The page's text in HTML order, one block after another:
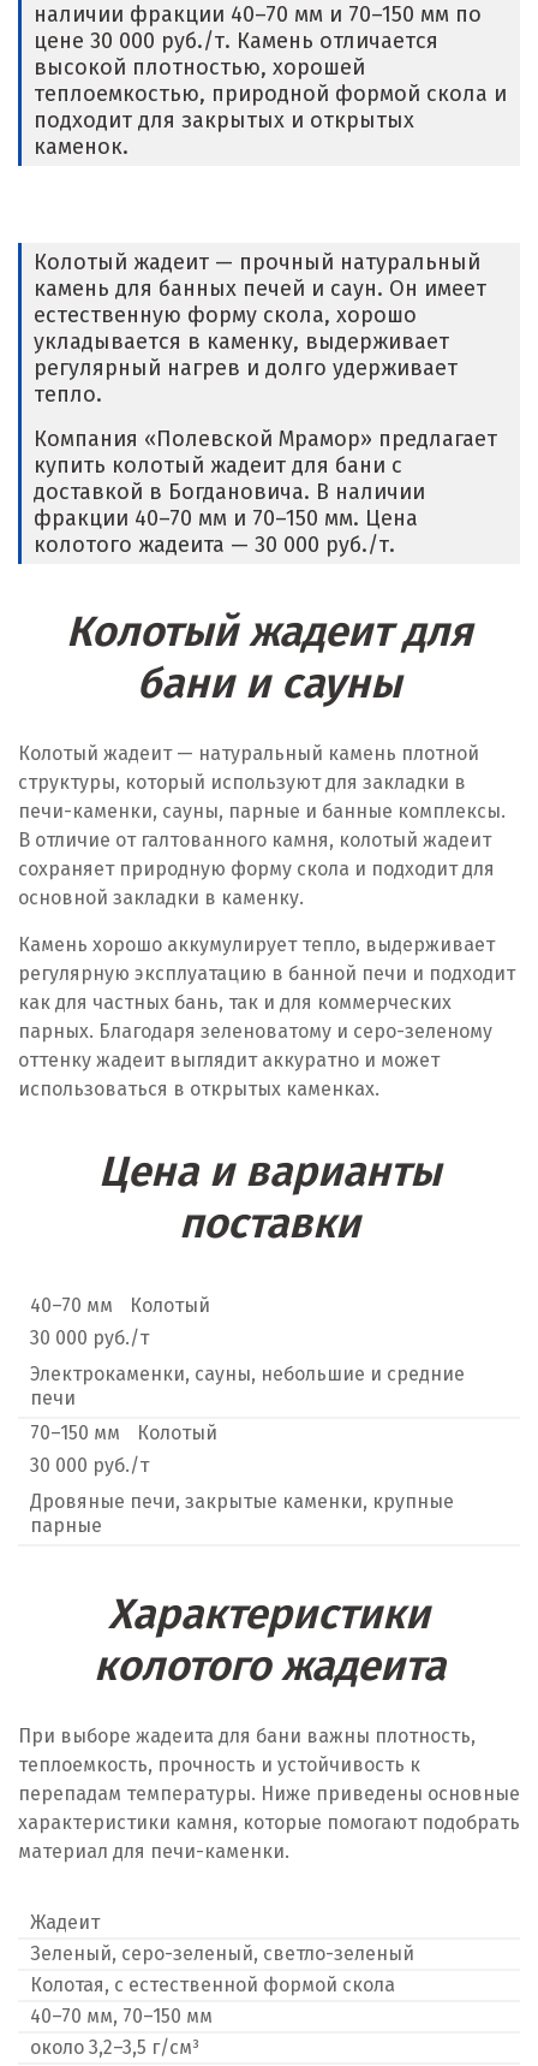
наличии фракции 40–70 мм и 70–150 мм по
цене 30 000 руб./т. Камень отличается
высокой плотностью, хорошей
теплоемкостью, природной формой скола и
подходит для закрытых и открытых
каменок.
Колотый жадеит — прочный натуральный
камень для банных печей и саун. Он имеет
естественную форму скола, хорошо
укладывается в каменку, выдерживает
регулярный нагрев и долго удерживает
тепло.
Компания «Полевской Мрамор» предлагает
купить колотый жадеит для бани с
доставкой в Богдановича. В наличии
фракции 40–70 мм и 70–150 мм. Цена
колотого жадеита — 30 000 руб./т.
Колотый жадеит для
бани и сауны
Колотый жадеит — натуральный камень плотной
структуры, который используют для закладки в
печи-каменки, сауны, парные и банные комплексы.
В отличие от галтованного камня, колотый жадеит
сохраняет природную форму скола и подходит для
основной закладки в каменку.
Камень хорошо аккумулирует тепло, выдерживает
регулярную эксплуатацию в банной печи и подходит
как для частных бань, так и для коммерческих
парных. Благодаря зеленоватому и серо-зеленому
оттенку жадеит выглядит аккуратно и может
использоваться в открытых каменках.
Цена и варианты
поставки
40–70 мм
Колотый
30 000 руб./т
Электрокаменки, сауны, небольшие и средние
печи
70–150 мм
Колотый
30 000 руб./т
Дровяные печи, закрытые каменки, крупные
парные
Характеристики
колотого жадеита
При выборе жадеита для бани важны плотность,
теплоемкость, прочность и устойчивость к
перепадам температуры. Ниже приведены основные
характеристики камня, которые помогают подобрать
материал для печи-каменки.
Жадеит
Зеленый, серо-зеленый, светло-зеленый
Колотая, с естественной формой скола
40–70 мм, 70–150 мм
около 3,2–3,5 г/см³